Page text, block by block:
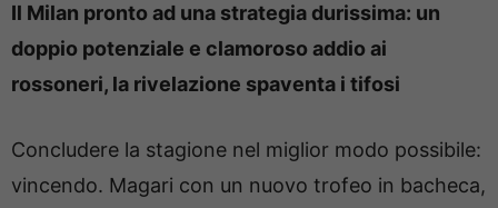
Il Milan pronto ad una strategia durissima: un
doppio potenziale e clamoroso addio ai
rossoneri, la rivelazione spaventa i tifosi
Concludere la stagione nel miglior modo possibile:
vincendo. Magari con un nuovo trofeo in bacheca,